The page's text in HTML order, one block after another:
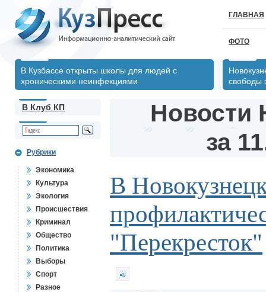
ГЛАВНАЯ
ФОТО
В Кузбассе открыты школы для людей с
хроническими неинфекциями
свободы
В Клуб КП
Рубрики
Экономика
Культура
Экология
Происшествия
Криминал
Общество
Политика
Выборы
Спорт
Разное
Новости
за
В
"Перекресток"